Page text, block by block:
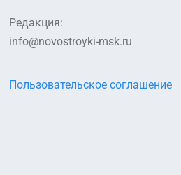
Редакция:
info@novostroyki-msk.ru
Пользовательское соглашение